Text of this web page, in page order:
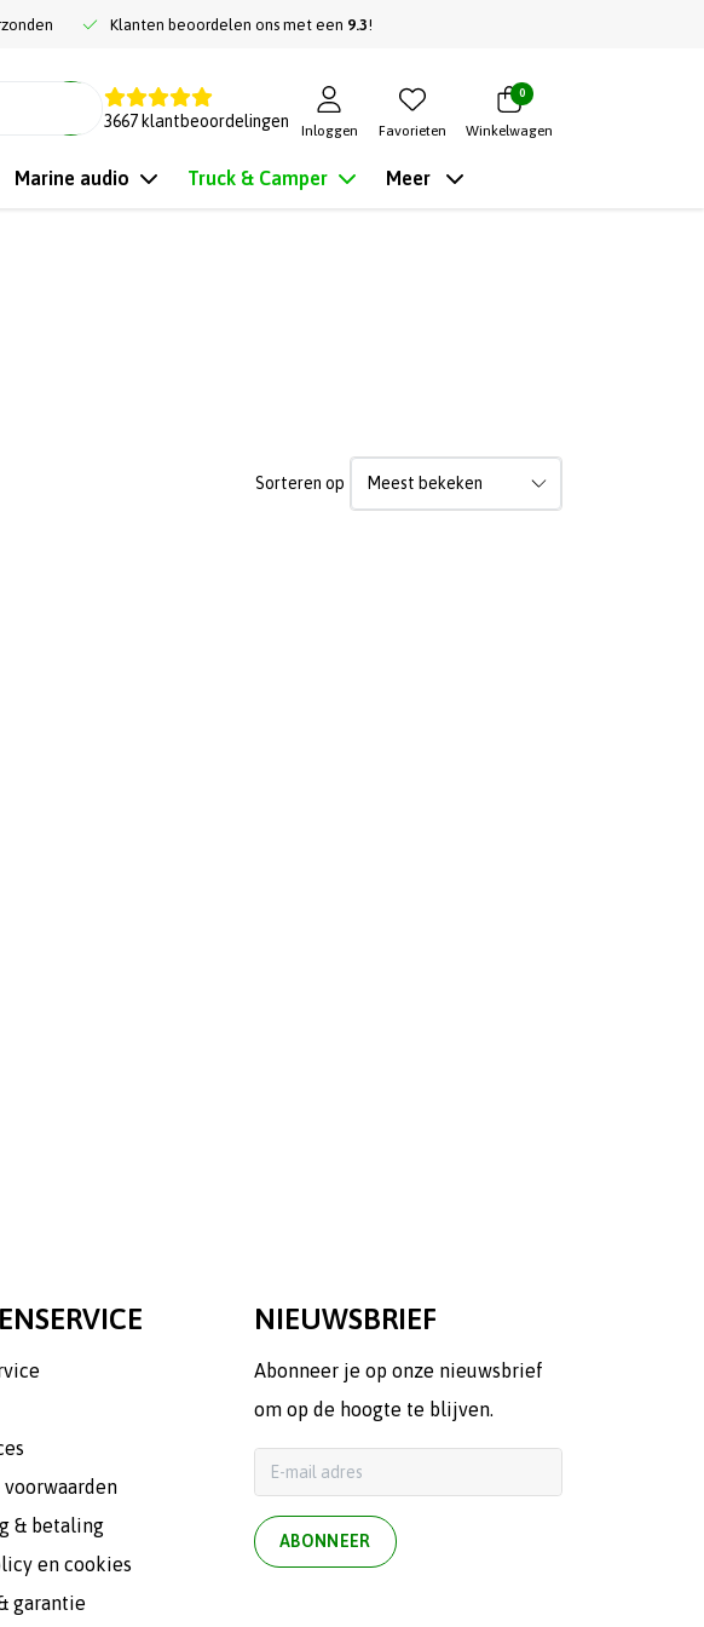
Klanten beoordelen ons met een 9.3!
3667 klantbeoordelingen
Inloggen Favorieten
0
Winkelwagen
Marine audio Truck & Camper Meer
Sorteren op
& betaling
en cookies
garantie
NIEUWSBRIEF
Abonneer je op onze nieuwsbrief
om op de hoogte te blijven.
ABONNEER